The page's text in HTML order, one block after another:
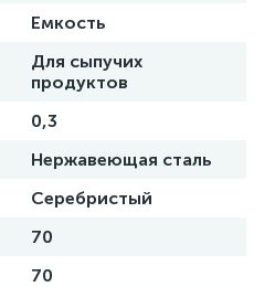
Емкость
Для сыпучих
продуктов
0,3
Нержавеющая сталь
Серебристый
70
70